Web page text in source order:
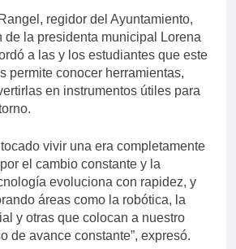
regidor del Ayuntamiento,
de la presidenta municipal Lorena
a las y los estudiantes que este
permite conocer herramientas,
en instrumentos útiles para
vivir una era completamente
el cambio constante y la
evoluciona con rapidez, y
áreas como la robótica, la
y otras que colocan a nuestro
de avance constante”, expresó.